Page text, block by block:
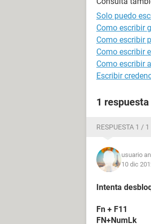
Solo puedo
Como escribir
Como escribir
Como escribir
Como escribir
Escribir
1 respuesta
RESPUESTA 1 / 1
usuario
10 dic
Intenta
Fn + F11
FN+NumLk